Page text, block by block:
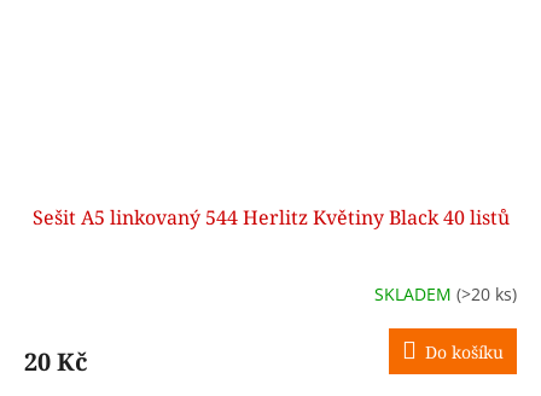
Sešit A5 linkovaný 544 Herlitz Květiny Black 40 listů
SKLADEM (>20 ks)
20 Kč Do košíku